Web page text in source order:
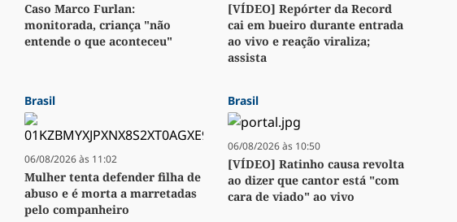
Caso Marco Furlan:
monitorada, criança "não
entende o que aconteceu"
[VÍDEO] Repórter da Record
cai em bueiro durante entrada
ao vivo e reação viraliza;
assista
Brasil
06/08/2026 às 11:02
Mulher tenta defender filha de
abuso e é morta a marretadas
pelo companheiro
Brasil
06/08/2026 às 10:50
[VÍDEO] Ratinho causa revolta
ao dizer que cantor está "com
cara de viado" ao vivo